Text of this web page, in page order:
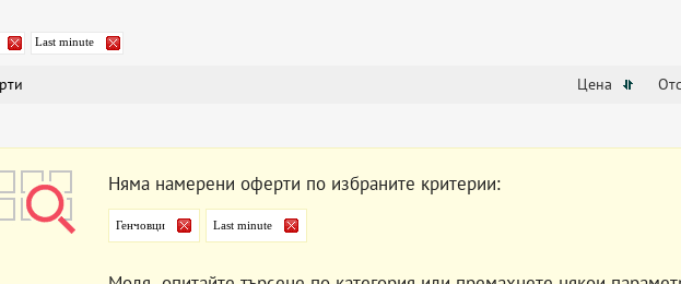
Last minute
Цена
Няма намерени оферти по избраните критерии:
Генчовци Last minute